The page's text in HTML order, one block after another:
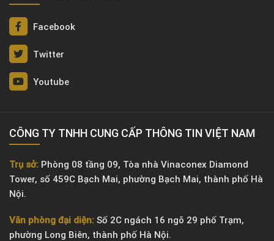
Facebook
Twitter
Youtube
CÔNG TY TNHH CUNG CẤP THÔNG TIN VIỆT NAM
Trụ sở: Phòng 08 tầng 09, Tòa nhà Vinaconex Diamond
Tower, số 459C Bạch Mai, phường Bạch Mai, thành phố Hà
Nội.
Văn phòng đại diện: Số 2C ngách 16 ngõ 29 phố Trạm,
phường Long Biên, thành phố Hà Nội.